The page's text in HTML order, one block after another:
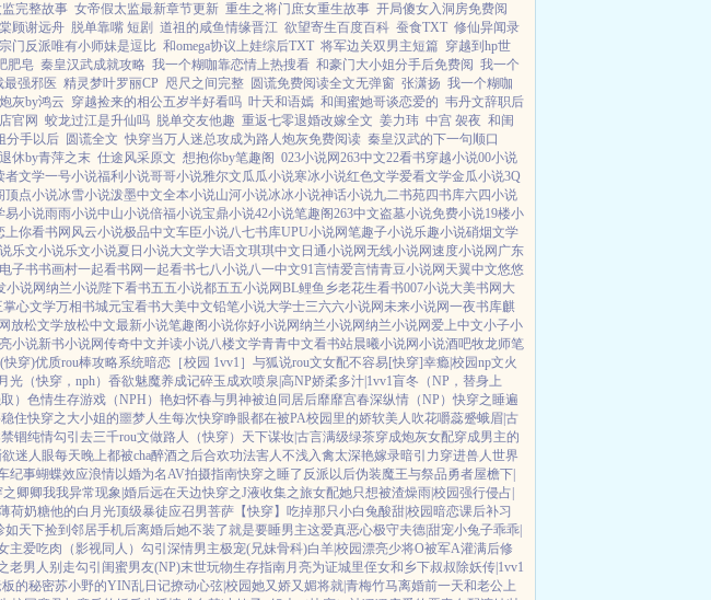
完整故事 女帝假太监最新章节更新 重生之将门庶女重生故事 开局傻女入洞房免费阅
顾谢远舟 脱单靠嘴 短剧 道祖的咸鱼情缘晋江 欲望寄生百度百科 蚕食TXT 修仙异闻录
门反派唯有小师妹是逗比 和omega协议上娃综后TXT 将军边关双男主短篇 穿越到hp世
肥皂 秦皇汉武成就攻略 我一个糊咖靠恋情上热搜看 和豪门大小姐分手后免费阅 我一个
最强邪医 精灵梦叶罗丽CP 咫尺之间完整 圆谎免费阅读全文无弹窗 张潇扬 我一个糊咖
灰by鸿云 穿越捡来的相公五岁半好看吗 叶天和语嫣 和闺蜜她哥谈恋爱的 韦丹文辞职后
官网 蛟龙过江是升仙吗 脱单交友他趣 重返七零退婚改嫁全文 姜力玮 中宫 袈夜 和闺
分手以后 圆谎全文 快穿当万人迷总攻成为路人炮灰免费阅读 秦皇汉武的下一句顺口
休by青萍之末 仕途风采原文 想抱你by笔趣阁 023小说网263中文22看书穿越小说00小说
者文学一号小说福利小说哥哥小说雅尔文瓜瓜小说寒冰小说红色文学爱看文学金瓜小说3Q
顶点小说冰雪小说泼墨中文全本小说山河小说冰冰小说神话小说九二书苑四书库六四小说
易小说雨雨小说中山小说倍福小说宝鼎小说42小说笔趣阁263中文盗墓小说免费小说19楼小
上你看书网 风云小说极品中文车臣小说八七书库UPU小说网笔趣子小说乐趣小说硝烟文学
乐文小说乐文小说夏日小说大文学大语文琪琪中文 日通小说网无线小说网速度小说网 广东
子书书画村一起看书网一起看书七八小说八一中文91言情爱言情青豆小说网 天翼中文悠悠
小说网纳兰小说陛下看书五五小说都五五小说网BL鲤鱼乡老花生看书007小说大美书网 大
掌心文学万相书城元宝看书大美中文铅笔小说大学士三六六小说网未来小说网一夜书库麒
放松文学放松中文最新小说笔趣阁小说你好小说网纳兰小说网纳兰小说网爱上中文小子小
小说新书小说网传奇中文并读小说八楼文学青青中文看书站晨曦小说网小说酒吧牧龙师笔
快穿)优质rou棒攻略系统暗恋［校园 1vv1］ 与狐说rou文女配不容易[快穿]幸瘾|校园np文火
光（快穿，nph） 香欲魅魔养成记碎玉成欢喷泉|高NP娇柔多汁|1vv1盲冬（NP，替身上
） 色情生存游戏（NPH） 艳妇怀春与男神被迫同居后靡靡宫春深纵情（NP）快穿之睡遍
住快穿之大小姐的噩梦人生每次快穿睁眼都在被PA校园里的娇软美人 吹花嚼蕊蹙蛾眉|古
锢纯情勾引 去三千rou文做路人（快穿） 天下谋妆|古言满级绿茶穿成炮灰女配穿成男主的
迷人眼每天晚上都被cha醉酒之后合欢功法害人不浅入禽太深艳嫁录暗引力穿进兽人世界
纪事蝴蝶效应浪情以婚为名AV拍摄指南快穿之睡了反派以后伪装魔王与祭品勇者屋檐下|
之卿卿我我异常现象|婚后远在天边快穿之J液收集之旅女配她只想被渣燥雨|校园强行侵占|
荷奶糖他的白月光顶级暴徒应召男菩萨 【快穿】吃掉那只小白兔酸甜|校园暗恋课后补习
如天下捡到邻居手机后离婚后她不装了就是要睡男主这爱真恶心极守夫德|甜宠小兔子乖乖|
主爱吃肉 （影视同人）勾引深情男主极宠(兄妹骨科)白羊|校园漂亮少将O被军A灌满后修
老男人别走勾引闺蜜男友(NP)末世玩物生存指南月亮为证城里侄女和乡下叔叔除妖传|1vv1
的秘密苏小野的YIN乱日记撩动心弦|校园她又娇又媚将就|青梅竹马离婚前一天和老公上